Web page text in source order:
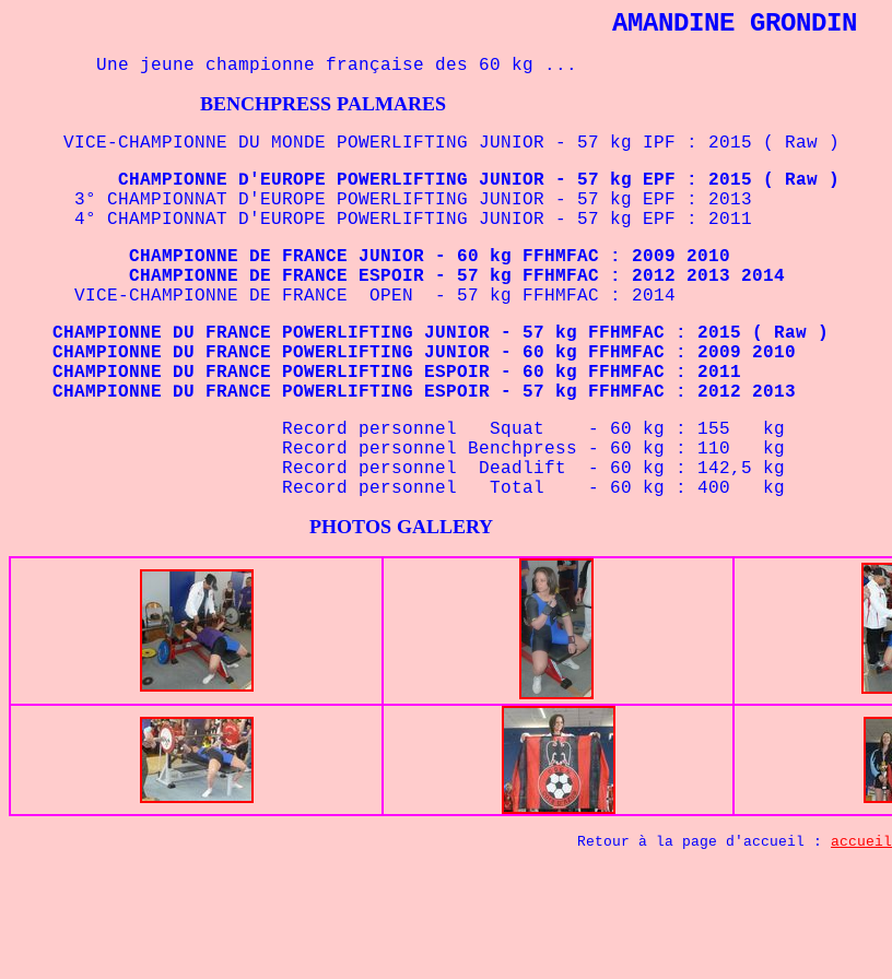
AMANDINE GRONDIN
Une jeune championne française des 60 kg ...
BENCHPRESS PALMARES
VICE-CHAMPIONNE DU MONDE POWERLIFTING JUNIOR - 57 kg IPF : 2015 ( Raw )
CHAMPIONNE D'EUROPE POWERLIFTING JUNIOR - 57 kg EPF : 2015 ( Raw )
3° CHAMPIONNAT D'EUROPE POWERLIFTING JUNIOR - 57 kg EPF : 2013
4° CHAMPIONNAT D'EUROPE POWERLIFTING JUNIOR - 57 kg EPF : 2011
CHAMPIONNE DE FRANCE JUNIOR - 60 kg FFHMFAC : 2009 2010
CHAMPIONNE DE FRANCE ESPOIR - 57 kg FFHMFAC : 2012 2013 2014
VICE-CHAMPIONNE DE FRANCE OPEN - 57 kg FFHMFAC : 2014
CHAMPIONNE DU FRANCE POWERLIFTING JUNIOR - 57 kg FFHMFAC : 2015 ( Raw )
CHAMPIONNE DU FRANCE POWERLIFTING JUNIOR - 60 kg FFHMFAC : 2009 2010
CHAMPIONNE DU FRANCE POWERLIFTING ESPOIR - 60 kg FFHMFAC : 2011
CHAMPIONNE DU FRANCE POWERLIFTING ESPOIR - 57 kg FFHMFAC : 2012 2013
Record personnel Squat - 60 kg : 155 kg
Record personnel Benchpress - 60 kg : 110 kg
Record personnel Deadlift - 60 kg : 142,5 kg
Record personnel Total - 60 kg : 400 kg
PHOTOS GALLERY
Retour à la page d'accueil : accueil